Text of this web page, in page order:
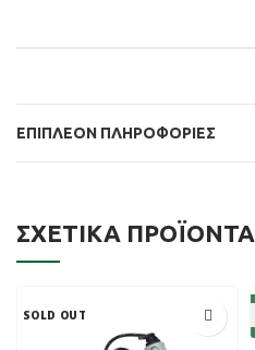
ΕΠΙΠΛΈΟΝ ΠΛΗΡΟΦΟΡΊΕΣ
ΣΧΕΤΙΚΆ ΠΡΟΪΌΝΤΑ
SOLD OUT